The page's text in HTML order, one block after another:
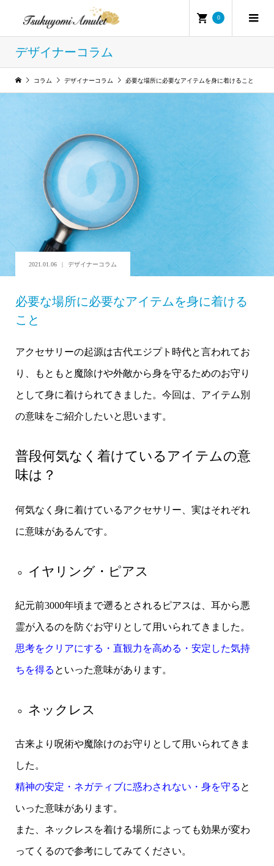
0
デザイナーコラム
コラム デザイナーコラム 必要な場所に必要なアイテムを身に着けること
2021.01.06 デザイナーコラム
必要な場所に必要なアイテムを身に着ける
こと
アクセサリーの起源は古代エジプト時代と言われてお
り、もともと魔除けや外敵から身を守るためのお守り
として身に着けられてきました。今回は、アイテム別
の意味をご紹介したいと思います。
普段何気なく着けているアイテムの意
味は？
何気なく身に着けているアクセサリー、実はそれぞれ
に意味があるんです。
イヤリング・ピアス
紀元前3000年頃まで遡るとされるピアスは、耳から悪
霊が入るのを防ぐお守りとして用いられてきました。
思考をクリアにする・直観力を高める・安定した気持
ちを得る といった意味があります。
ネックレス
古来より呪術や魔除けのお守りとして用いられてきま
した。
精神の安定・ネガティブに惑わされない・身を守る と
いった意味があります。
また、ネックレスを着ける場所によっても効果が変わ
ってくるので参考にしてみてください。